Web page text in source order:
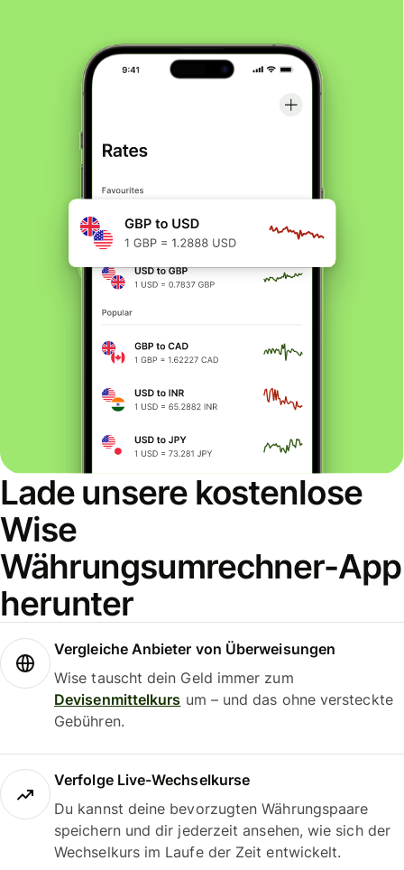
Lade unsere kostenlose
Wise
Währungsumrechner-App
herunter
Vergleiche Anbieter von Überweisungen
Wise tauscht dein Geld immer zum
Devisenmittelkurs um – und das ohne versteckte
Gebühren.
Verfolge Live-Wechselkurse
Du kannst deine bevorzugten Währungspaare
speichern und dir jederzeit ansehen, wie sich der
Wechselkurs im Laufe der Zeit entwickelt.